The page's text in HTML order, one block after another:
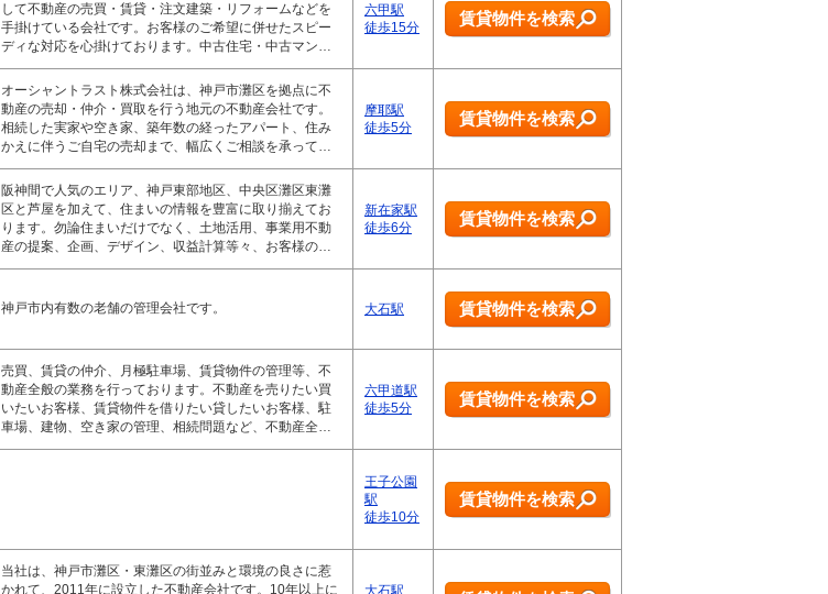
して不動産の売買・賃貸・注文建築・リフォームなどを
手掛けている会社です。お客様のご希望に併せたスピー
ディな対応を心掛けております。中古住宅・中古マン…
六甲駅
徒歩15分
賃貸物件を検索
オーシャントラスト株式会社は、神戸市灘区を拠点に不
動産の売却・仲介・買取を行う地元の不動産会社です。
相続した実家や空き家、築年数の経ったアパート、住み
かえに伴うご自宅の売却まで、幅広くご相談を承って…
摩耶駅
徒歩5分
賃貸物件を検索
阪神間で人気のエリア、神戸東部地区、中央区灘区東灘
区と芦屋を加えて、住まいの情報を豊富に取り揃えてお
ります。勿論住まいだけでなく、土地活用、事業用不動
産の提案、企画、デザイン、収益計算等々、お客様の…
新在家駅
徒歩6分
賃貸物件を検索
神戸市内有数の老舗の管理会社です。 大石駅 賃貸物件を検索
売買、賃貸の仲介、月極駐車場、賃貸物件の管理等、不
動産全般の業務を行っております。不動産を売りたい買
いたいお客様、賃貸物件を借りたい貸したいお客様、駐
車場、建物、空き家の管理、相続問題など、不動産全…
六甲道駅
徒歩5分
賃貸物件を検索
王子公園
駅
徒歩10分
賃貸物件を検索
当社は、神戸市灘区・東灘区の街並みと環境の良さに惹
かれて、2011年に設立した不動産会社です。10年以上に
大石駅